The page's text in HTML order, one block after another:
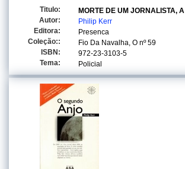
Titulo:
MORTE DE UM JORNALISTA, A
Autor:
Philip Kerr
Editora:
Presenca
Coleção::
Fio Da Navalha, O nº 59
ISBN:
972-23-3103-5
Tema:
Policial